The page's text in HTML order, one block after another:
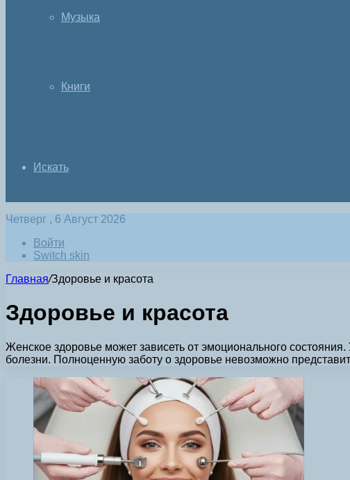
Музыка
Книги
Искать
Четверг , 6 Август 2026
Войти
Switch skin
Главная/Здоровье и красота
Здоровье и красота
Женское здоровье может зависеть от эмоционального
болезни. Полноценную заботу о здоровье невозможно